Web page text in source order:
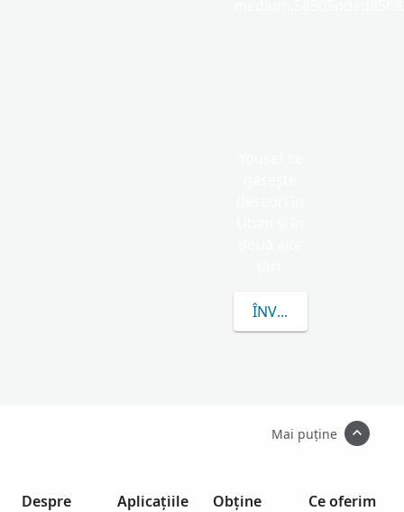
ÎNVAȚĂ MAI MULTE
Mai puține
Despre
Aplicațiile
Obține
Ce oferim